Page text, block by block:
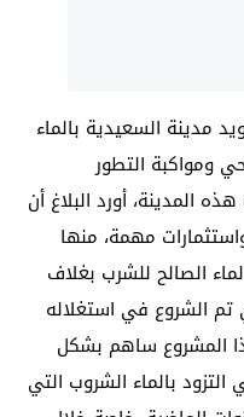
مدينة السعيدية بالماء
ومواكبة التطور
المدينة، أورد البلاغ أن
مهمة، منها
الصالح للشرب بغلاف
الذي تم الشروع في استغلاله
مبرزا أن “هذا المشروع ساهم بشكل
بالماء الشروب التي